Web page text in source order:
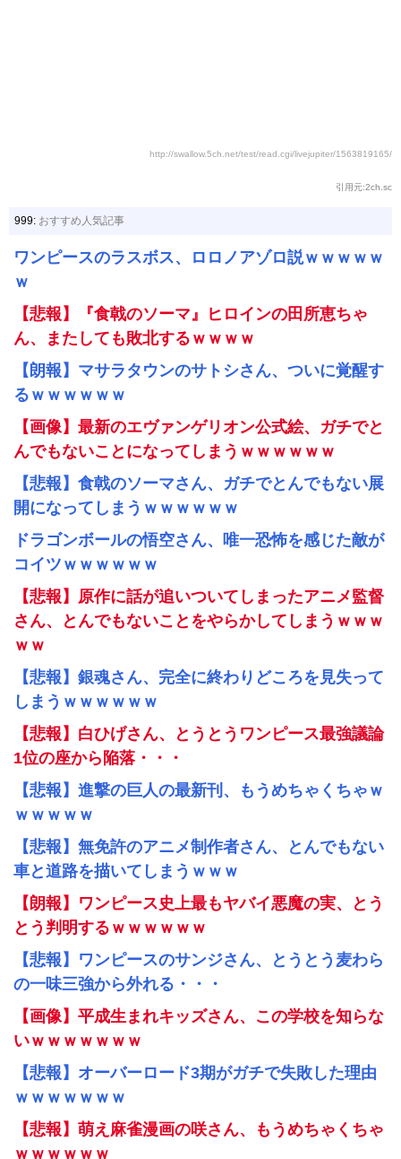
http://swallow.5ch.net/test/read.cgi/livejupiter/1563819165/
引用元:2ch.sc
999: おすすめ人気記事
ワンピースのラスボス、ロロノアゾロ説ｗｗｗｗｗ
ｗ
【悲報】『食戟のソーマ』ヒロインの田所恵ちゃ
ん、またしても敗北するｗｗｗｗ
【朗報】マサラタウンのサトシさん、ついに覚醒す
るｗｗｗｗｗｗ
【画像】最新のエヴァンゲリオン公式絵、ガチでと
んでもないことになってしまうｗｗｗｗｗｗ
【悲報】食戟のソーマさん、ガチでとんでもない展
開になってしまうｗｗｗｗｗｗ
ドラゴンボールの悟空さん、唯一恐怖を感じた敵が
コイツｗｗｗｗｗｗ
【悲報】原作に話が追いついてしまったアニメ監督
さん、とんでもないことをやらかしてしまうｗｗｗ
ｗｗ
【悲報】銀魂さん、完全に終わりどころを見失って
しまうｗｗｗｗｗｗ
【悲報】白ひげさん、とうとうワンピース最強議論
1位の座から陥落・・・
【悲報】進撃の巨人の最新刊、もうめちゃくちゃｗ
ｗｗｗｗｗ
【悲報】無免許のアニメ制作者さん、とんでもない
車と道路を描いてしまうｗｗｗ
【朗報】ワンピース史上最もヤバイ悪魔の実、とう
とう判明するｗｗｗｗｗｗ
【悲報】ワンピースのサンジさん、とうとう麦わら
の一味三強から外れる・・・
【画像】平成生まれキッズさん、この学校を知らな
いｗｗｗｗｗｗｗ
【悲報】オーバーロード3期がガチで失敗した理由
ｗｗｗｗｗｗｗ
【悲報】萌え麻雀漫画の咲さん、もうめちゃくちゃ
ｗｗｗｗｗｗ